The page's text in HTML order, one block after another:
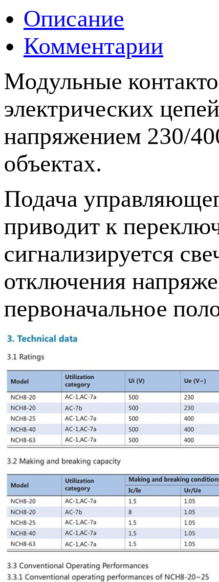
Описание
Комментарии
Модульные
электрических
напряжением 230/
объектах.
Подача
приводит к
сигнализируется
отключения
первоначальное